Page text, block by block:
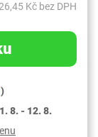
Kč bez DPH
)
8. - 12. 8.